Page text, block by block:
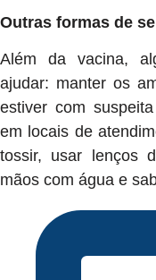
Outras formas de
Além da vacina,
ajudar: manter os
estiver com
em locais de
tossir, usar lenços
mãos com água e